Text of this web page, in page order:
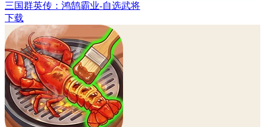
三国群英传：鸿鹄霸业-自选武将
下载